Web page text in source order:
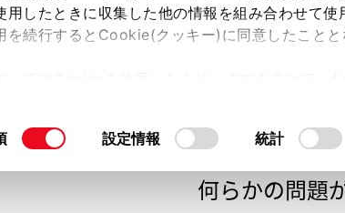
用したときに収集した他の情報を組み合わせて
を続行するとCookie(クッキー)に同意したことと
をご覧ください。設定情報 統計
車の魅力 3つの買い方 オンライン購入
申し訳ご
何らかの問題